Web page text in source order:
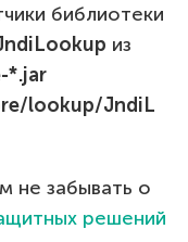
библиотеки
из
*.jar
lookup/JndiL
не забывать о
решений